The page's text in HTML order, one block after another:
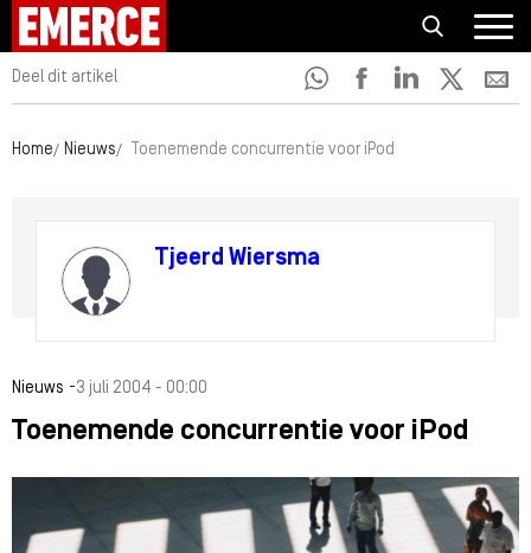
Deel dit artikel
Home Nieuws Toenemende concurrentie voor iPod
Tjeerd Wiersma
Nieuws -3 juli 2004 - 00:00
Toenemende concurrentie voor iPod